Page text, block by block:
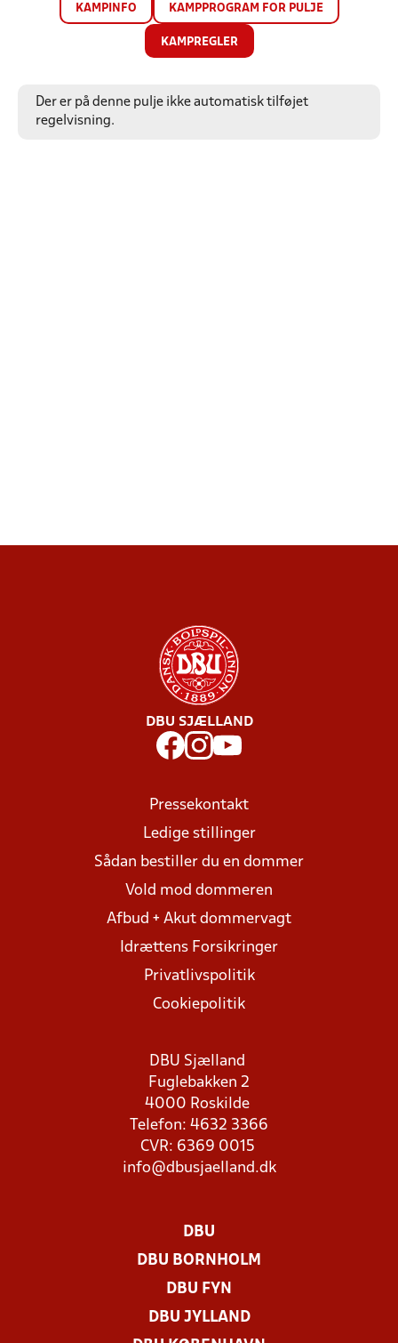
KAMPINFO KAMPPROGRAM FOR PULJE
KAMPREGLER
Der er på denne pulje ikke automatisk tilføjet
regelvisning.
DBU SJÆLLAND
Pressekontakt
Ledige stillinger
Sådan bestiller du en dommer
Vold mod dommeren
Afbud + Akut dommervagt
Idrættens Forsikringer
Privatlivspolitik
Cookiepolitik
DBU Sjælland
Fuglebakken 2
4000 Roskilde
Telefon: 4632 3366
CVR: 6369 0015
info@dbusjaelland.dk
DBU
DBU BORNHOLM
DBU FYN
DBU JYLLAND